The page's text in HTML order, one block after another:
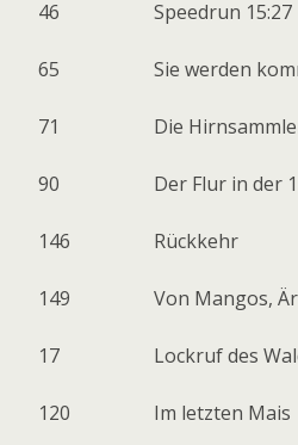
46 Speedrun 15:27
65 Sie werden
71 Die
90 Der Flur in der
146 Rückkehr
149 Von Mangos,
17 Lockruf des
120 Im letzten Mais